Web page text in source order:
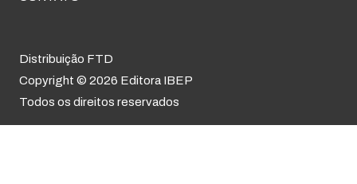
Distribuição FTD
Copyright © 2026 Editora IBEP
Todos os direitos reservados